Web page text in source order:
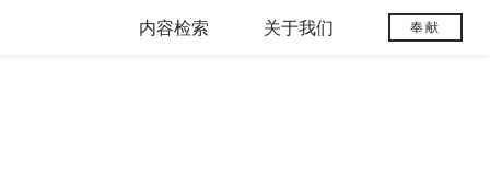
内容检索 关于我们 奉献